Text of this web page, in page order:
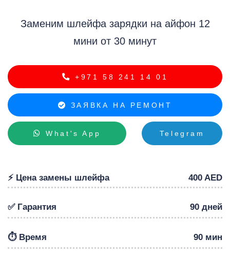
Заменим шлейфа зарядки на айфон 12
мини от 30 минут
+971 58 241 14 01
ЗАЯВКА НА РЕМОНТ
What's App Telegram
⚡️ Цена замены шлейфа 400 AED
✅ Гарантия 90 дней
⏱️ Время 90 мин